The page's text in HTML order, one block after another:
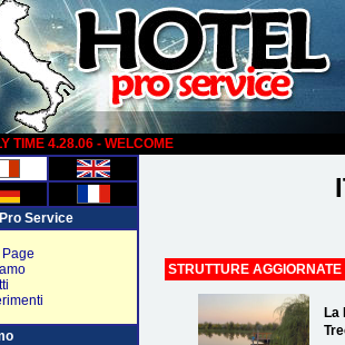
TIME 4.28.06 - WELCOME
Service
Page
STRUTTURE
La